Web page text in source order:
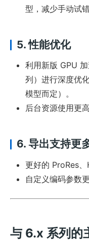
型，减少手动试错
5.性能优化
利用新版 GPU
列）进行深度优
模型而定）。
后台资源使用更
6. 导出支持更
更好的 ProRes、
自定义编码参数
与 6.x 系列的